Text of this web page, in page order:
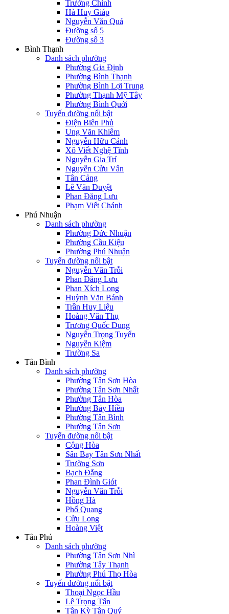
Trường Chinh
Hà Huy Giáp
Nguyễn Văn Quá
Đường số 5
Đường số 3
Bình Thạnh
Danh sách phường
Phường Gia Định
Phường Bình Thạnh
Phường Bình Lợi Trung
Phường Thạnh Mỹ Tây
Phường Bình Quới
Tuyến đường nổi bật
Điện Biên Phủ
Ung Văn Khiêm
Nguyễn Hữu Cảnh
Xô Viết Nghệ Tĩnh
Nguyễn Gia Trí
Nguyễn Cửu Vân
Tân Cảng
Lê Văn Duyệt
Phan Đăng Lưu
Phạm Viết Chánh
Phú Nhuận
Danh sách phường
Phường Đức Nhuận
Phường Cầu Kiệu
Phường Phú Nhuận
Tuyến đường nổi bật
Nguyễn Văn Trỗi
Phan Đăng Lưu
Phan Xích Long
Huỳnh Văn Bánh
Trần Huy Liệu
Hoàng Văn Thụ
Trương Quốc Dung
Nguyễn Trọng Tuyển
Nguyễn Kiệm
Trường Sa
Tân Bình
Danh sách phường
Phường Tân Sơn Hòa
Phường Tân Sơn Nhất
Phường Tân Hòa
Phường Bảy Hiền
Phường Tân Bình
Phường Tân Sơn
Tuyến đường nổi bật
Cộng Hòa
Sân Bay Tân Sơn Nhất
Trường Sơn
Bạch Đằng
Phan Đình Giót
Nguyễn Văn Trỗi
Hồng Hà
Phổ Quang
Cửu Long
Hoàng Việt
Tân Phú
Danh sách phường
Phường Tân Sơn Nhì
Phường Tây Thạnh
Phường Phú Thọ Hòa
Tuyến đường nổi bật
Thoại Ngọc Hầu
Lê Trọng Tấn
Tân Kỳ Tân Quý